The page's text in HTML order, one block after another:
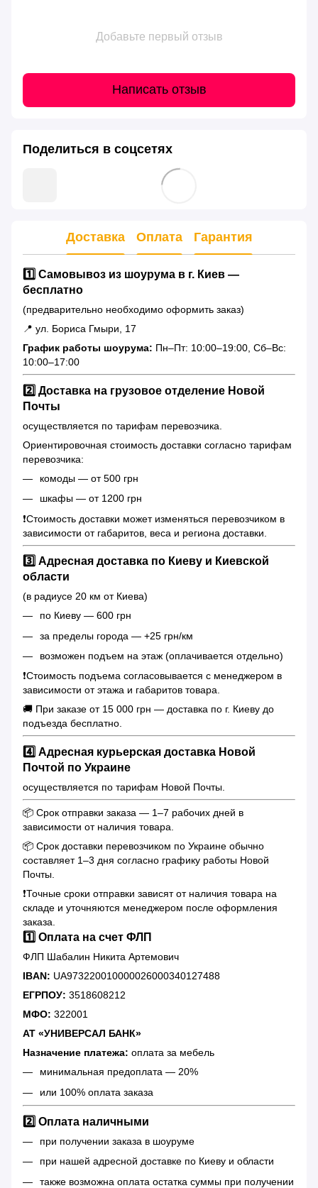
Добавьте первый отзыв
Написать отзыв
Поделиться в соцсетях
Доставка Оплата Гарантия
1️⃣ Самовывоз из шоурума в г. Киев —
бесплатно
(предварительно необходимо оформить заказ)
📍 ул. Бориса Гмыри, 17
График работы шоурума: Пн–Пт: 10:00–19:00, Сб–Вс:
10:00–17:00
2️⃣ Доставка на грузовое отделение Новой
Почты
осуществляется по тарифам перевозчика.
Ориентировочная стоимость доставки согласно тарифам
перевозчика:
комоды — от 500 грн
шкафы — от 1200 грн
❗️Стоимость доставки может изменяться перевозчиком в
зависимости от габаритов, веса и региона доставки.
3️⃣ Адресная доставка по Киеву и Киевской
области
(в радиусе 20 км от Киева)
по Киеву — 600 грн
за пределы города — +25 грн/км
возможен подъем на этаж (оплачивается отдельно)
❗️Стоимость подъема согласовывается с менеджером в
зависимости от этажа и габаритов товара.
🚚 При заказе от 15 000 грн — доставка по г. Киеву до
подъезда бесплатно.
4️⃣ Адресная курьерская доставка Новой
Почтой по Украине
осуществляется по тарифам Новой Почты.
📦 Срок отправки заказа — 1–7 рабочих дней в
зависимости от наличия товара.
📦 Срок доставки перевозчиком по Украине обычно
составляет 1–3 дня согласно графику работы Новой
Почты.
❗️Точные сроки отправки зависят от наличия товара на
складе и уточняются менеджером после оформления
заказа.
1️⃣ Оплата на счет ФЛП
ФЛП Шабалин Никита Артемович
IBAN: UA973220010000026000340127488
ЕГРПОУ: 3518608212
МФО: 322001
АТ «УНИВЕРСАЛ БАНК»
Назначение платежа: оплата за мебель
минимальная предоплата — 20%
или 100% оплата заказа
2️⃣ Оплата наличными
при получении заказа в шоуруме
при нашей адресной доставке по Киеву и области
также возможна оплата остатка суммы при получении